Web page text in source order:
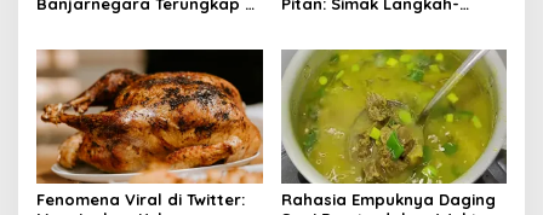
Fenomena Viral di Twitter:
Rahasia Empuknya Daging